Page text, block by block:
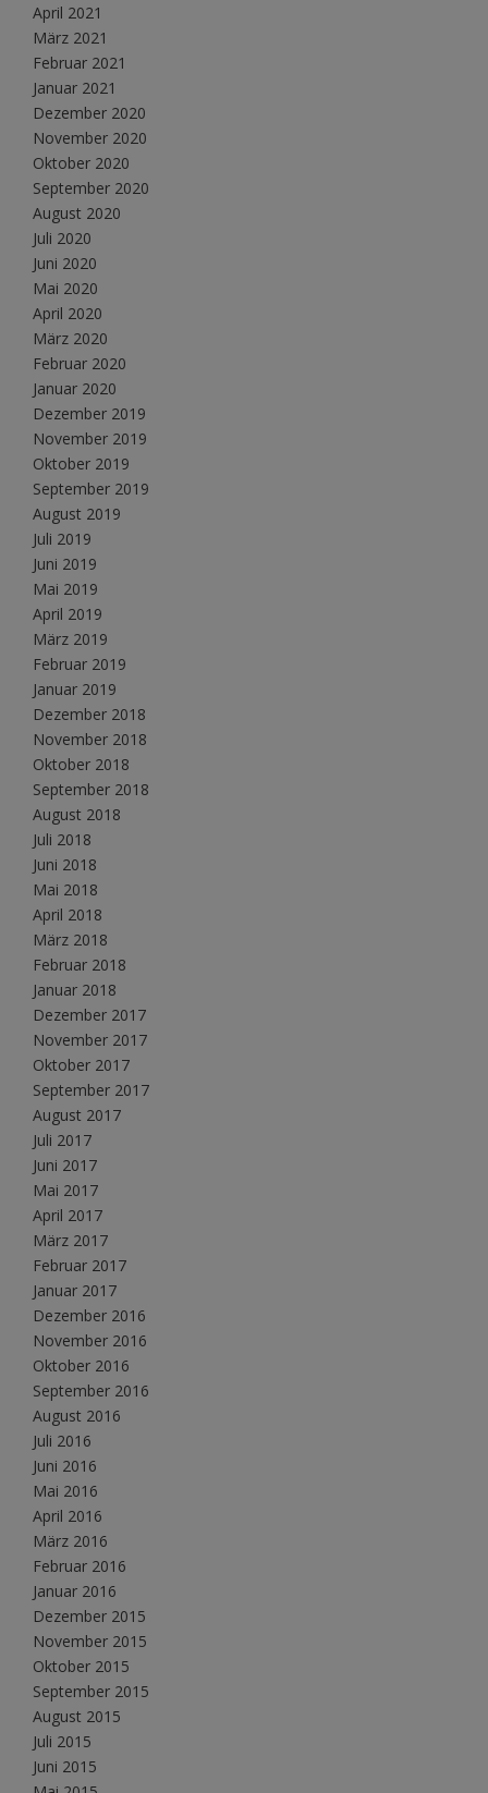
April 2021
März 2021
Februar 2021
Januar 2021
Dezember 2020
November 2020
Oktober 2020
September 2020
August 2020
Juli 2020
Juni 2020
Mai 2020
April 2020
März 2020
Februar 2020
Januar 2020
Dezember 2019
November 2019
Oktober 2019
September 2019
August 2019
Juli 2019
Juni 2019
Mai 2019
April 2019
März 2019
Februar 2019
Januar 2019
Dezember 2018
November 2018
Oktober 2018
September 2018
August 2018
Juli 2018
Juni 2018
Mai 2018
April 2018
März 2018
Februar 2018
Januar 2018
Dezember 2017
November 2017
Oktober 2017
September 2017
August 2017
Juli 2017
Juni 2017
Mai 2017
April 2017
März 2017
Februar 2017
Januar 2017
Dezember 2016
November 2016
Oktober 2016
September 2016
August 2016
Juli 2016
Juni 2016
Mai 2016
April 2016
März 2016
Februar 2016
Januar 2016
Dezember 2015
November 2015
Oktober 2015
September 2015
August 2015
Juli 2015
Juni 2015